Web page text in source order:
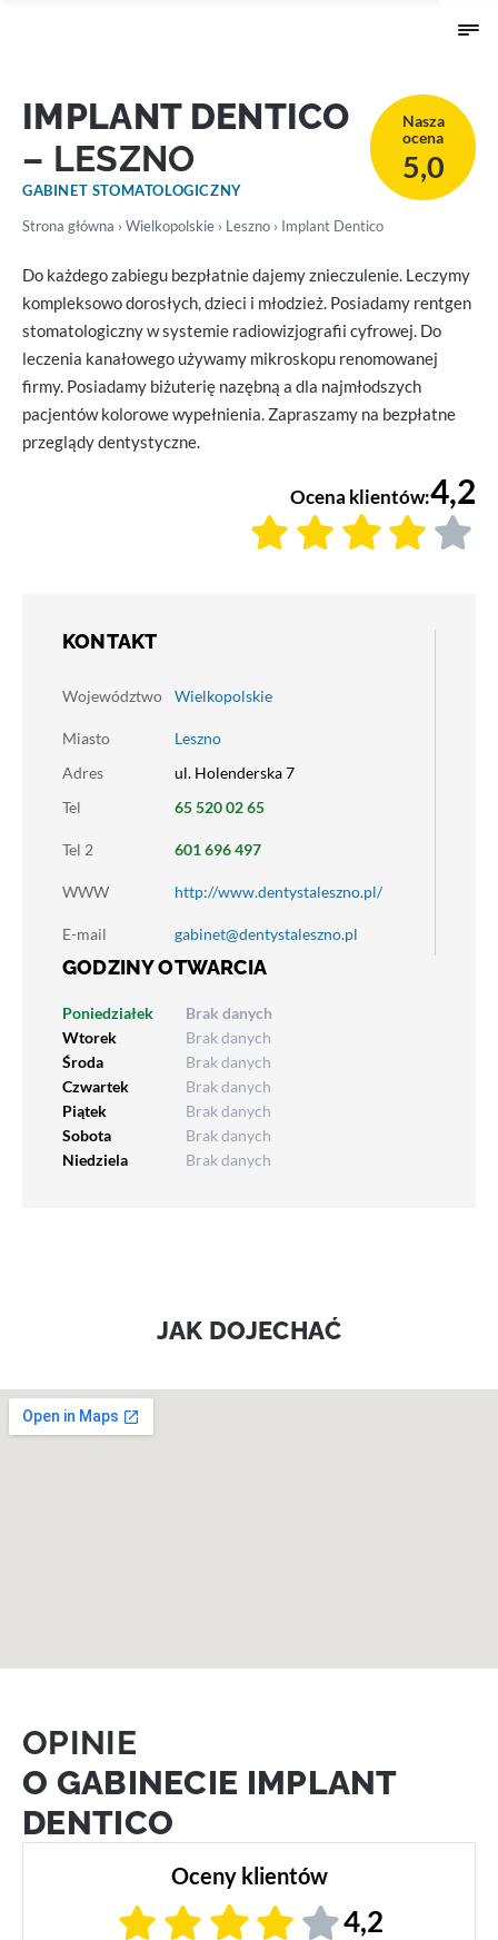
IMPLANT DENTICO
– LESZNO
GABINET STOMATOLOGICZNY
Nasza
ocena
5,0
Strona główna › Wielkopolskie › Leszno › Implant Dentico
Do każdego zabiegu bezpłatnie dajemy znieczulenie. Leczymy
kompleksowo dorosłych, dzieci i młodzież. Posiadamy rentgen
stomatologiczny w systemie radiowizjografii cyfrowej. Do
leczenia kanałowego używamy mikroskopu renomowanej
firmy. Posiadamy biżuterię nazębną a dla najmłodszych
pacjentów kolorowe wypełnienia. Zapraszamy na bezpłatne
przeglądy dentystyczne.
Ocena klientów:4,2
KONTAKT
Województwo Wielkopolskie
Miasto
Leszno
Adres
ul. Holenderska 7
Tel
65 520 02 65
Tel 2 601 696 497
WWW http://www.dentystaleszno.pl/
E-mail gabinet@dentystaleszno.pl
GODZINY OTWARCIA
Poniedziałek
Brak danych
Wtorek
Brak danych
Środa
Brak danych
Czwartek
Brak danych
Piątek
Brak danych
Sobota
Brak danych
Niedziela
Brak danych
JAK DOJECHAĆ
OPINIE
O GABINECIE IMPLANT
DENTICO
Oceny klientów
4,2